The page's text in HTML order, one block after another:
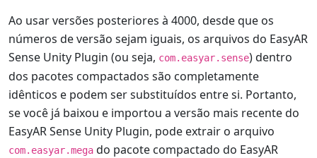
Ao usar versões posteriores à 4000, desde que os
números de versão sejam iguais, os arquivos do EasyAR
Sense Unity Plugin (ou seja, com.easyar.sense) dentro
dos pacotes compactados são completamente
idênticos e podem ser substituídos entre si. Portanto,
se você já baixou e importou a versão mais recente do
EasyAR Sense Unity Plugin, pode extrair o arquivo
com.easyar.mega do pacote compactado do EasyAR